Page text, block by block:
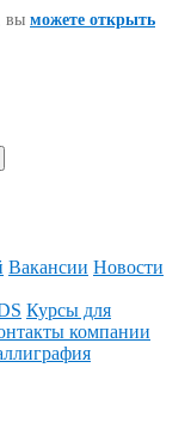
вы можете открыть
Вакансии Новости
Курсы для
компании